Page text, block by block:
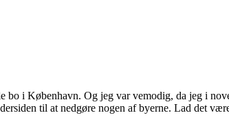
i København. Og jeg var vemodig, da jeg i
til at nedgøre nogen af byerne. Lad det